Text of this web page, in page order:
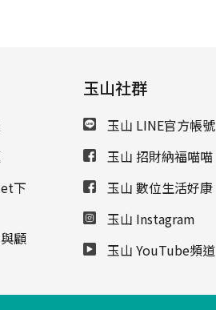
下
顧
玉山社群
玉山 LINE官方帳號
玉山 招財納福喵喵
玉山 數位生活好康
玉山 Instagram
玉山 YouTube頻道